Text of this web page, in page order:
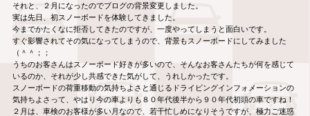
それと、２月になったのでブログの背景変更しました。
実は先日、初スノーボードを体験してきました。
今までかたくなに拒否してきたのですが、一度やってしまうと面白いです。
すぐ影響されてその気になってしまうので、背景もスノーボードにしてみました
（＾＾；；
うちのお客さんはスノーボード好きが多いので、そんなお客さんたちが何を感じて
いるのか、それが少し共感できた気がして、うれしかったです。
スノーボードの荷重移動の気持ちよさと通じるドライビングインフォメーションの
気持ちよさって、やはり今の車よりも８０年代後半から９０年代初頭の車ですね！
２月は、車検のお客様が多い月なので、若干忙しめになりそうですが、極力ご迷惑